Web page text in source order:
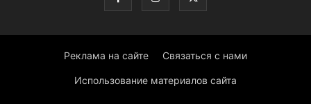
Реклама на сайте Связаться с нами
Использование материалов сайта